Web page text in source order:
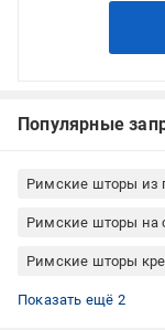
Популярные
Римские шторы из
Римские шторы на
Римские шторы
Римские шторы
Римские шторы
Показать ещё 2